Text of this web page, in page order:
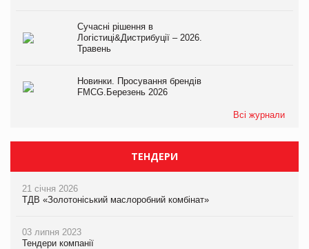
Сучасні рішення в
Логістиці&Дистрибуції – 2026.
Травень
Новинки. Просування брендів
FMCG.Березень 2026
Всі журнали
ТЕНДЕРИ
21 січня 2026
ТДВ «Золотоніський маслоробний комбінат»
03 липня 2023
Тендери компанії